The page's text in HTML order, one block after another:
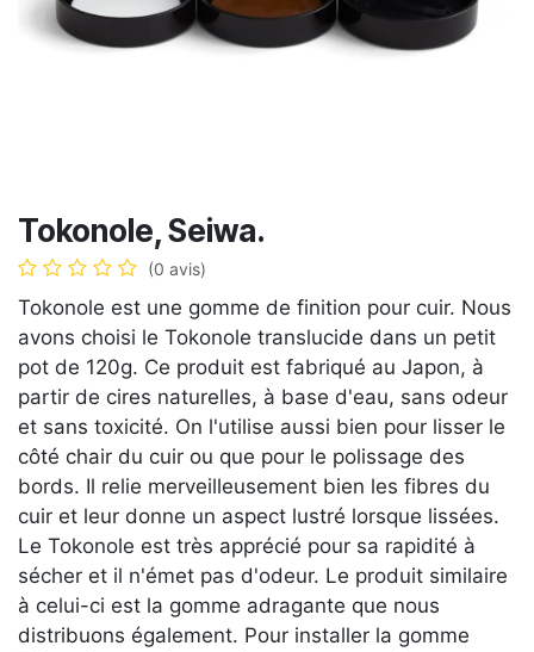
Tokonole, Seiwa.
(0 avis)
Tokonole est une gomme de finition pour cuir. Nous
avons choisi le Tokonole translucide dans un petit
pot de 120g. Ce produit est fabriqué au Japon, à
partir de cires naturelles, à base d'eau, sans odeur
et sans toxicité. On l'utilise aussi bien pour lisser le
côté chair du cuir ou que pour le polissage des
bords. Il relie merveilleusement bien les fibres du
cuir et leur donne un aspect lustré lorsque lissées.
Le Tokonole est très apprécié pour sa rapidité à
sécher et il n'émet pas d'odeur. Le produit similaire
à celui-ci est la gomme adragante que nous
distribuons également. Pour installer la gomme